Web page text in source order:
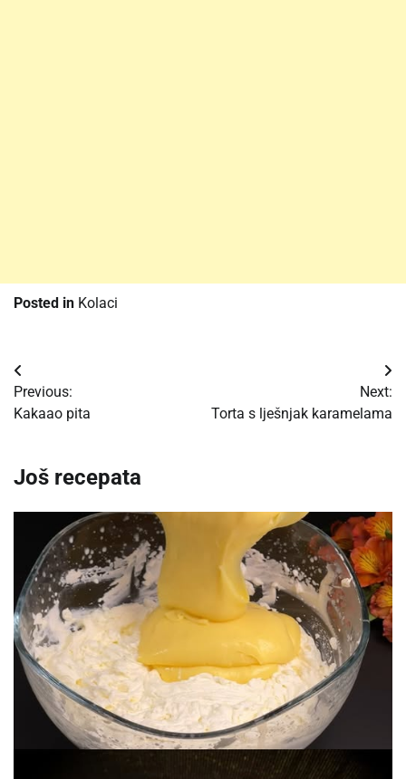
Posted in Kolaci
Post
navigation
Previous:
Kakaao pita
Next:
Torta s lješnjak karamelama
Još recepata